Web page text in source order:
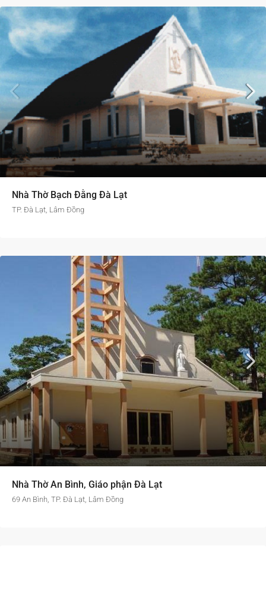
Nhà Thờ Bạch Đằng Đà Lạt
TP. Đà Lạt, Lâm Đồng
Nhà Thờ An Bình, Giáo phận Đà Lạt
69 An Bình, TP. Đà Lạt, Lâm Đồng